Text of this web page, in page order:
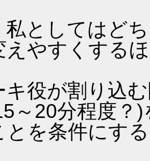
私としてはど
えやすくする
キ役が割り込
～20分程度？
とを条件にす